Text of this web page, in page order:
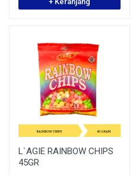
L`AGIE RAINBOW CHIPS
45GR